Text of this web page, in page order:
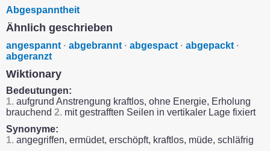
Abgespanntheit
Ähnlich geschrieben
angespannt · abgebrannt · abgespact · abgepackt ·
abgeranzt
Wiktionary
Bedeutungen:
1. aufgrund Anstrengung kraftlos, ohne Energie, Erholung
brauchend 2. mit gestrafften Seilen in vertikaler Lage fixiert
Synonyme:
1. angegriffen, ermüdet, erschöpft, kraftlos, müde, schläfrig